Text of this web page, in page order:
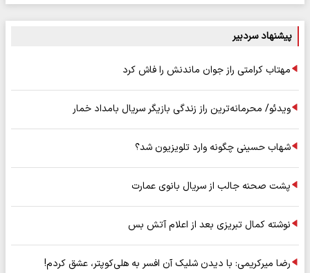
پیشنهاد سردبیر
مهتاب کرامتی راز جوان ماندنش را فاش کرد
ویدئو/ محرمانه‌ترین راز زندگی بازیگر سریال بامداد خمار
شهاب حسینی چگونه وارد تلویزیون شد؟
پشت صحنه جالب از سریال بانوی عمارت
نوشته کمال تبریزی بعد از اعلام آتش بس
رضا میرکریمی: با دیدن شلیک آن افسر به هلی‌کوپتر، عشق کردم!